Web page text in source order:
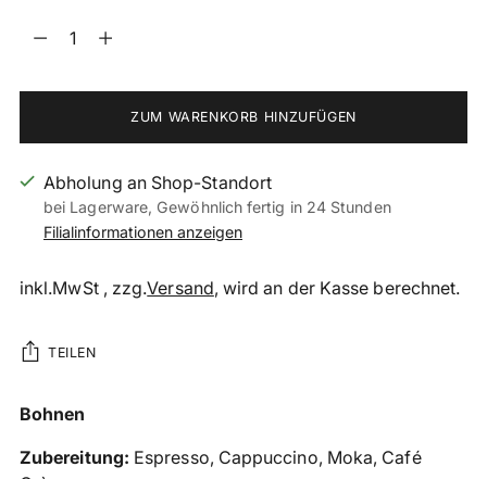
Menge
ZUM WARENKORB HINZUFÜGEN
Abholung an Shop-Standort
bei Lagerware, Gewöhnlich fertig in 24 Stunden
Filialinformationen anzeigen
inkl.MwSt , zzg.Versand, wird an der Kasse berechnet.
TEILEN
Produkt
den
Bohnen
Zubereitung: Espresso, Cappuccino, Moka, Café